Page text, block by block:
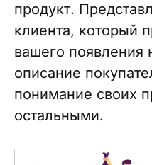
продукт.
клиента, который
вашего появления
описание
понимание своих
остальными.